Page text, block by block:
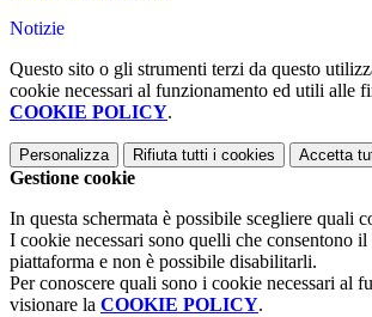
Notizie
Questo sito o gli strumenti terzi da questo
cookie necessari al funzionamento ed utili alle
COOKIE POLICY.
Personalizza Rifiuta tutti i cookies Accetta
Gestione cookie
In questa schermata è possibile scegliere quali
I cookie necessari sono quelli che consentono
piattaforma e non è possibile disabilitarli.
Per conoscere quali sono i cookie necessari al
visionare la COOKIE POLICY.